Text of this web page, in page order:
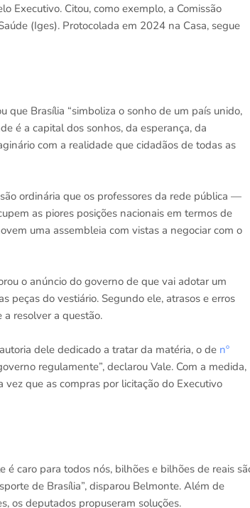
Executivo. Citou, como exemplo, a Comissão
(Iges). Protocolada em 2024 na Casa, segue
que Brasília “simboliza o sonho de um país unido,
é a capital dos sonhos, da esperança, da
com a realidade que cidadãos de todas as
ordinária que os professores da rede pública —
as piores posições nacionais em termos de
uma assembleia com vistas a negociar com o
o anúncio do governo de que vai adotar um
peças do vestiário. Segundo ele, atrasos e erros
resolver a questão.
dele dedicado a tratar da matéria, o de nº
regulamente”, declarou Vale. Com a medida,
que as compras por licitação do Executivo
caro para todos nós, bilhões e bilhões de reais
de Brasília”, disparou Belmonte. Além de
os deputados propuseram soluções.